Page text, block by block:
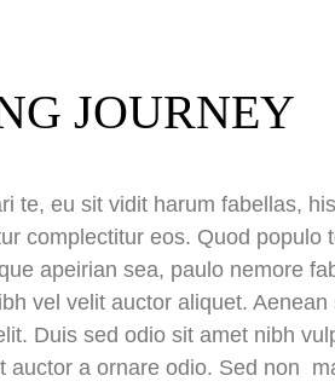
JOURNEY
te, eu sit vidit harum fabellas,
complectitur eos. Quod
apeirian sea, paulo nemore
vel velit auctor aliquet.
Duis sed odio sit amet nibh
auctor a ornare odio. Sed non